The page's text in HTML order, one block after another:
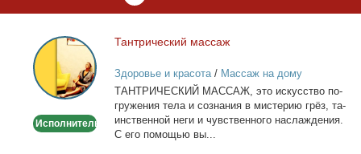
Тантрический
массаж
Исполнитель
Тан­три­че­ский мас­саж
Здоровье и красота/ Массаж на дому
ТАНТРИЧЕСКИЙ МАССАЖ, это ис­кус­ство по­
гру­же­ния те­ла и со­зна­ния в ми­сте­рию грёз, та­
ин­ствен­ной неги и чув­ствен­но­го на­сла­жде­ния.
С его по­мо­щью вы...